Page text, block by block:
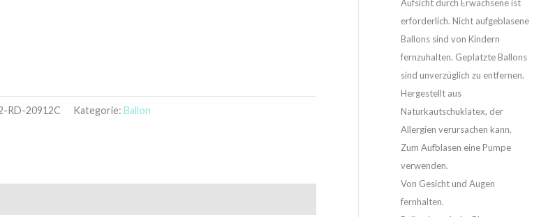
RD-20912C Kategorie:Ballon
Aufsicht durch Erwachsene ist
erforderlich. Nicht aufgeblasene
Ballons sind von Kindern
fernzuhalten. Geplatzte Ballons
sind unverzüglich zu entfernen.
Hergestellt aus
Naturkautschuklatex, der
Allergien verursachen kann.
Zum Aufblasen eine Pumpe
verwenden.
Von Gesicht und Augen
fernhalten.